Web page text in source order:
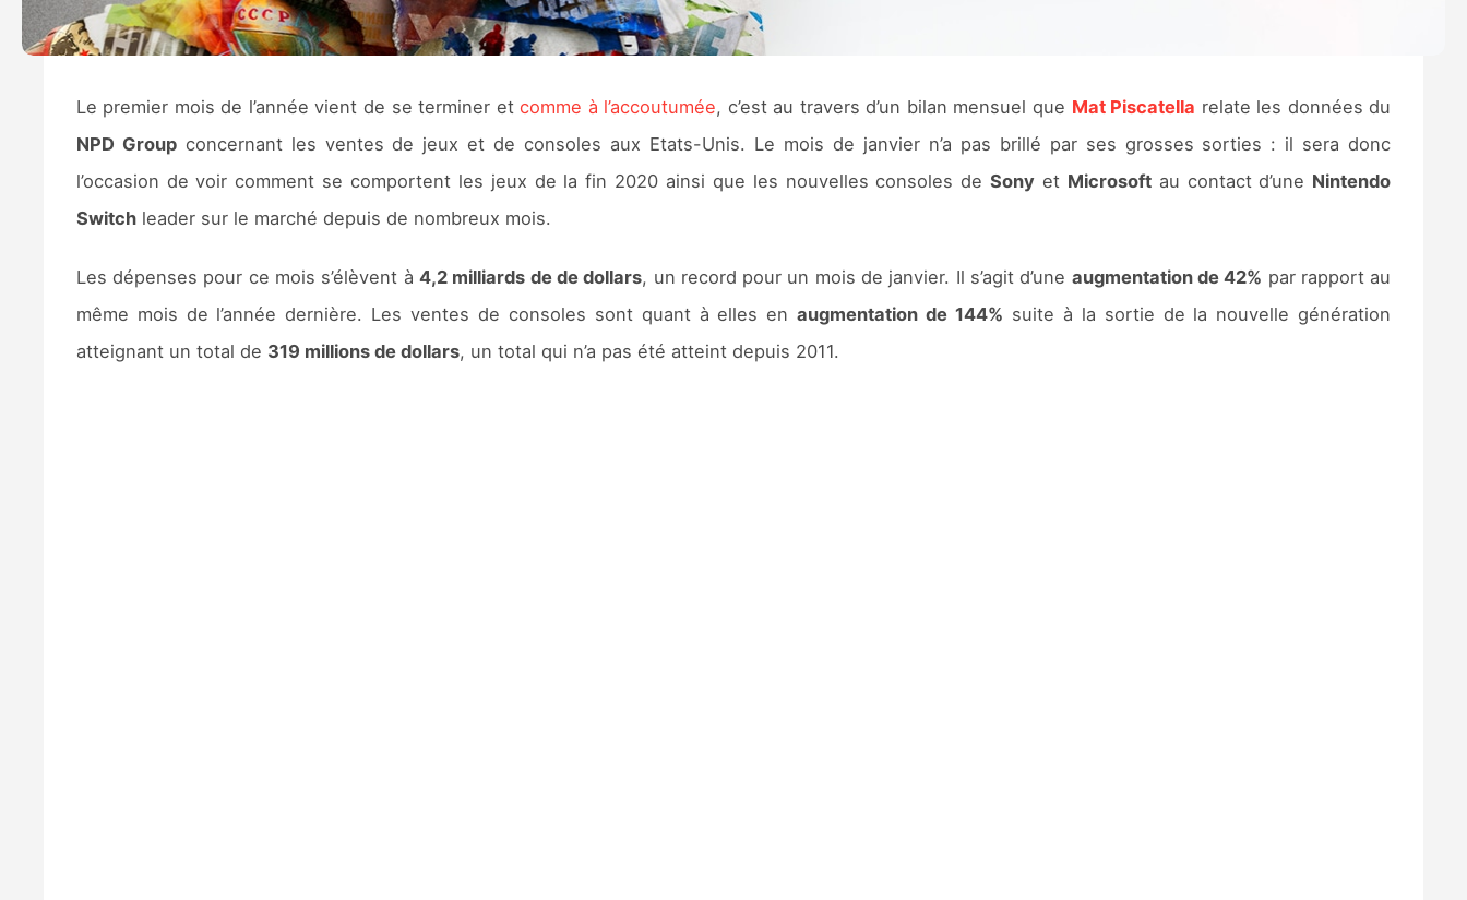
Le premier mois de l’année vient de se terminer etcomme à l’accoutumée, c’est au travers d’un bilan mensuel que Mat Piscatella relate les données du
NPD Groupconcernant les ventes de jeux et de consoles aux Etats-Unis. Le mois de janvier n’a pas brillé par ses grosses sorties : il sera donc
l’occasion de voir comment se comportent les jeux de la fin 2020 ainsi que les nouvelles consoles deSony et Microsoftau contact d’une Nintendo
Switchleader sur le marché depuis de nombreux mois.
Les dépenses pour ce mois s’élèvent à 4,2 milliards de de dollars, un record pour un mois de janvier. Il s’agit d’une augmentation de 42% par rapport au
même mois de l’année dernière. Les ventes de consoles sont quant à elles enaugmentation de 144% suite à la sortie de la nouvelle génération
atteignant un total de 319 millions de dollars, un total qui n’a pas été atteint depuis 2011.